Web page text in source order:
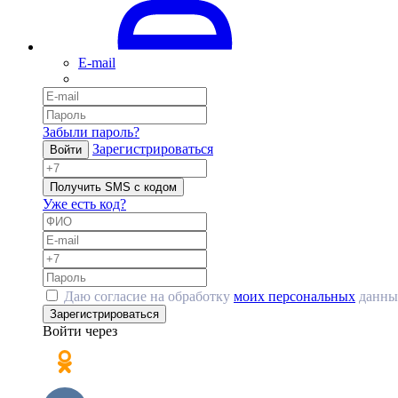
E-mail
Забыли пароль?
Войти Зарегистрироваться
Получить SMS с кодом
Уже есть код?
Даю согласие на обработку моих персональных
Зарегистрироваться
Войти через